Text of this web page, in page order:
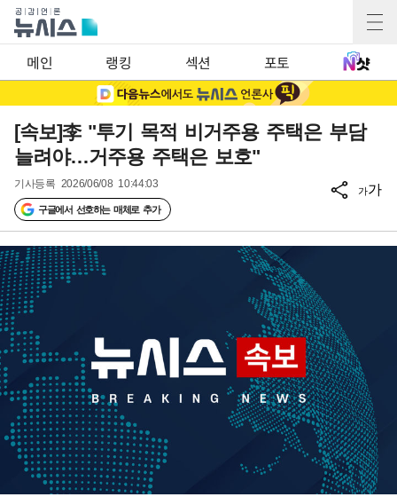
메인 랭킹 섹션 포토
[속보]李 "투기 목적 비거주용 주택은 부담
늘려야…거주용 주택은 보호"
기사등록 2026/06/08 10:44:03
구글에서 선호하는 매체로 추가
가가